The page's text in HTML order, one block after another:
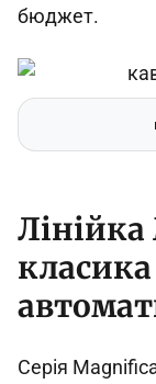
бюджет.
Серія